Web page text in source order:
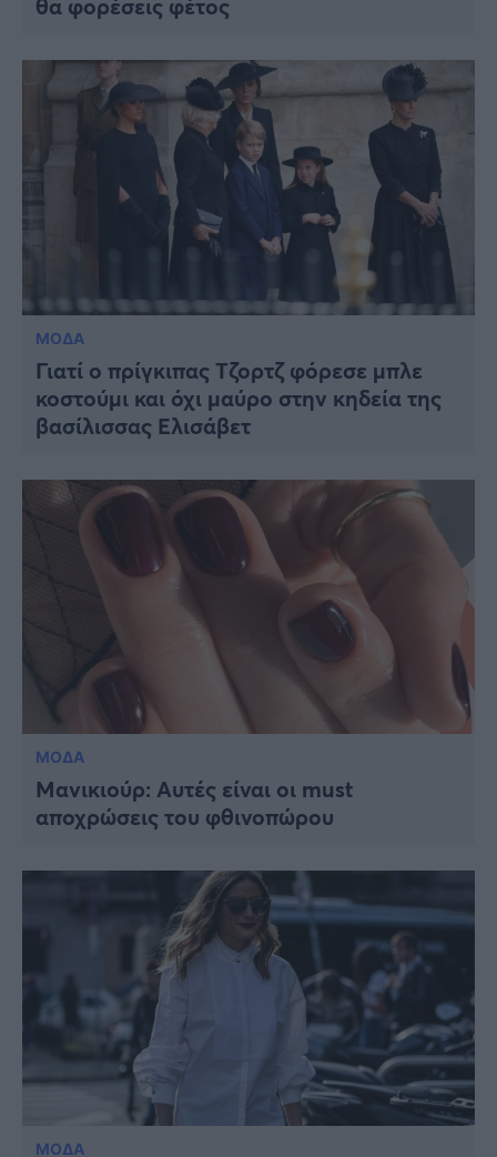
θα φορέσεις φέτος
ΜΟΔΑ
Γιατί ο πρίγκιπας Τζορτζ φόρεσε μπλε
κοστούμι και όχι μαύρο στην κηδεία της
βασίλισσας Ελισάβετ
ΜΟΔΑ
Μανικιούρ: Αυτές είναι οι must
αποχρώσεις του φθινοπώρου
ΜΟΔΑ